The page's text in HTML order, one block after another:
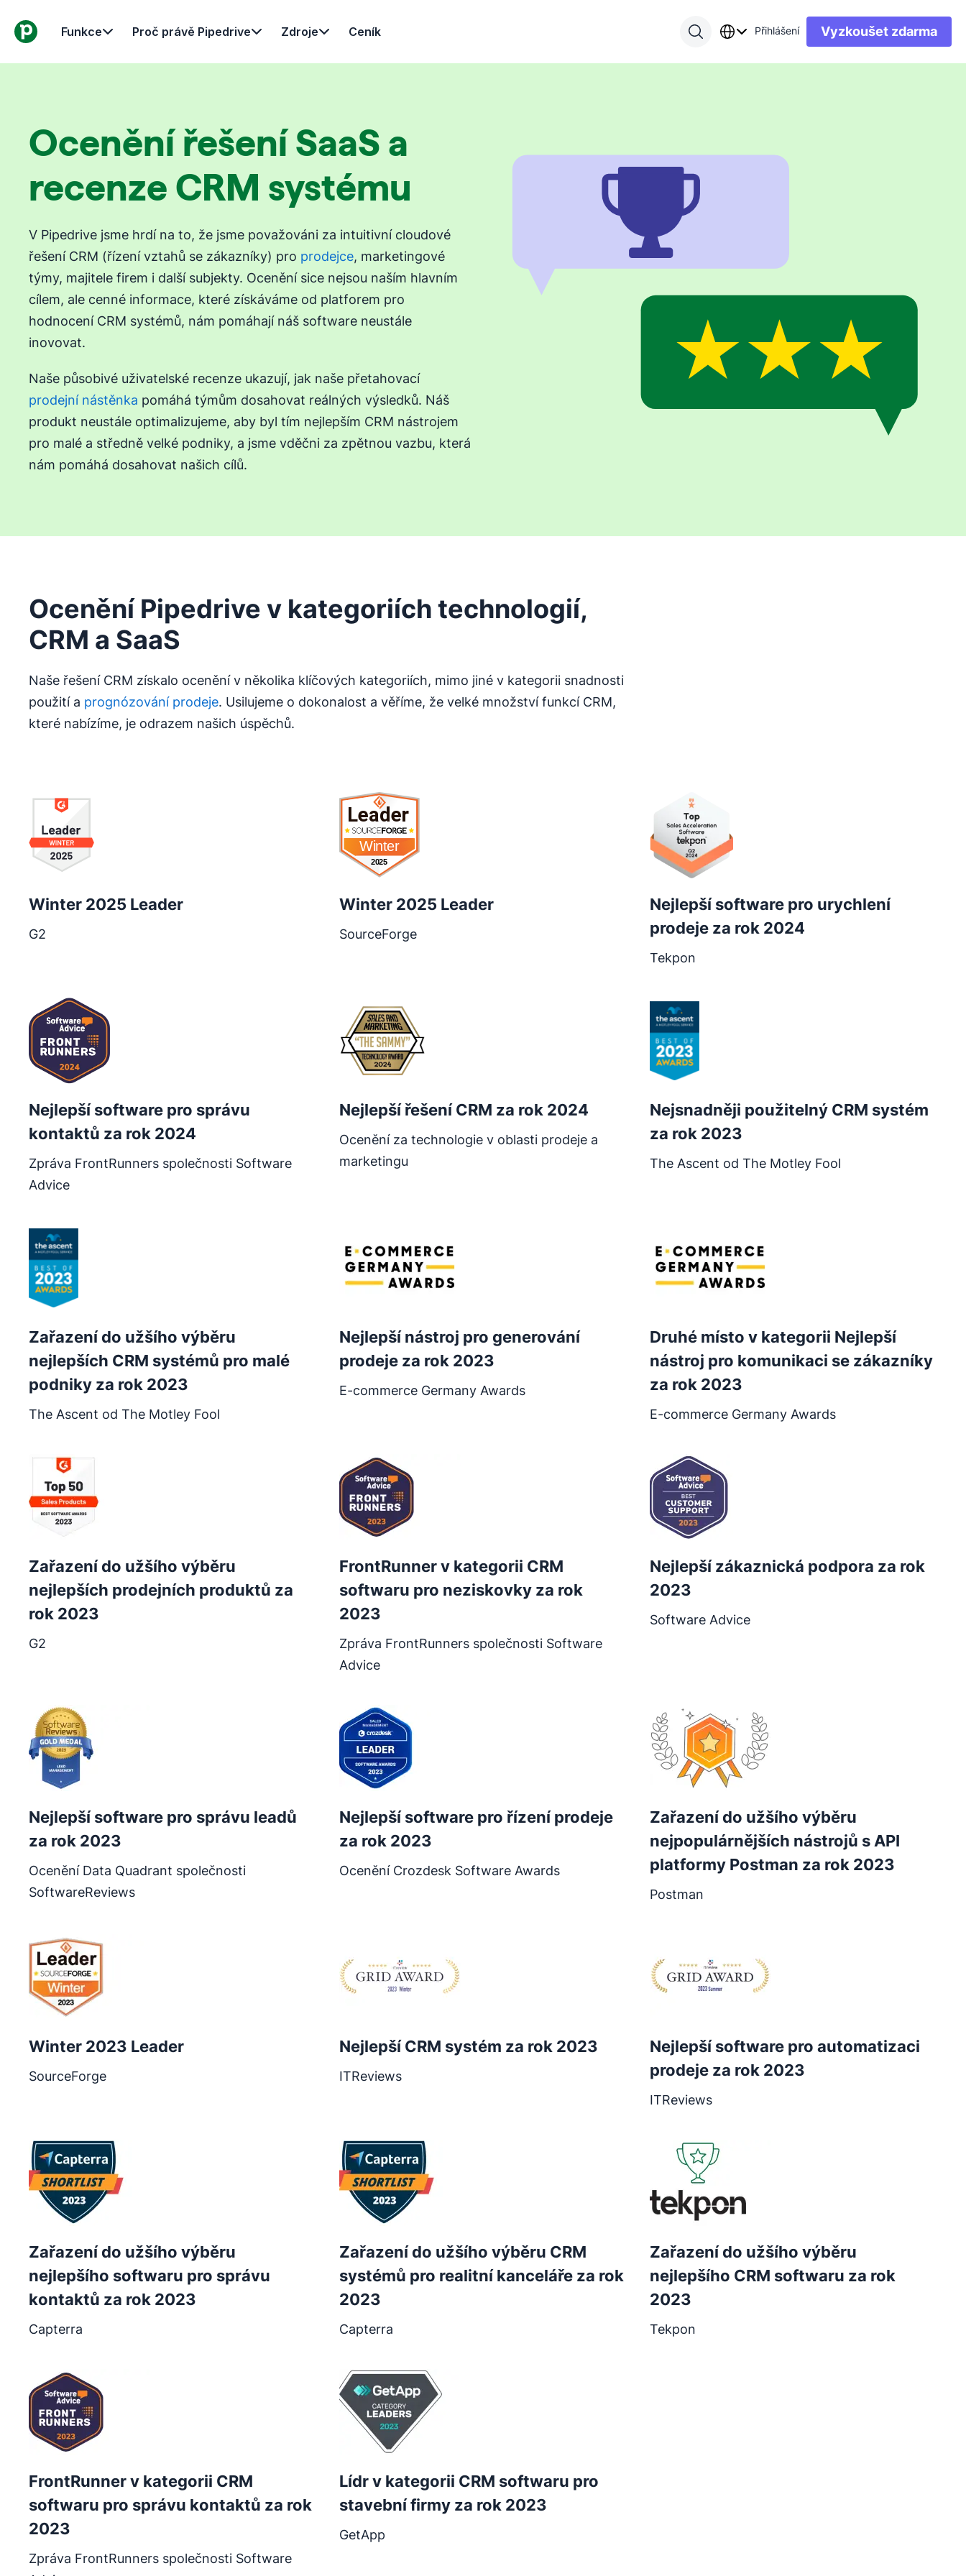
Funkce Proč právě Pipedrive Zdroje Ceník Přihlášení Vyzkoušet zdarma
Ocenění řešení SaaS a
recenze CRM systému
V Pipedrive jsme hrdí na to, že jsme považováni za intuitivní cloudové
řešení CRM (řízení vztahů se zákazníky) pro prodejce, marketingové
týmy, majitele firem i další subjekty. Ocenění sice nejsou naším hlavním
cílem, ale cenné informace, které získáváme od platforem pro
hodnocení CRM systémů, nám pomáhají náš software neustále
inovovat.
Naše působivé uživatelské recenze ukazují, jak naše přetahovací
prodejní nástěnka pomáhá týmům dosahovat reálných výsledků. Náš
produkt neustále optimalizujeme, aby byl tím nejlepším CRM nástrojem
pro malé a středně velké podniky, a jsme vděčni za zpětnou vazbu, která
nám pomáhá dosahovat našich cílů.
Ocenění Pipedrive v kategoriích technologií,
CRM a SaaS
Naše řešení CRM získalo ocenění v několika klíčových kategoriích, mimo jiné v kategorii snadnosti
použití a prognózování prodeje. Usilujeme o dokonalost a věříme, že velké množství funkcí CRM,
které nabízíme, je odrazem našich úspěchů.
Winter 2025 Leader
G2
Winter 2025 Leader
SourceForge
Nejlepší software pro urychlení
prodeje za rok 2024
Tekpon
Nejlepší software pro správu
kontaktů za rok 2024
Zpráva FrontRunners společnosti Software
Advice
Nejlepší řešení CRM za rok 2024
Ocenění za technologie v oblasti prodeje a
marketingu
Nejsnadněji použitelný CRM systém
za rok 2023
The Ascent od The Motley Fool
Zařazení do užšího výběru
nejlepších CRM systémů pro malé
podniky za rok 2023
The Ascent od The Motley Fool
Nejlepší nástroj pro generování
prodeje za rok 2023
E-commerce Germany Awards
Druhé místo v kategorii Nejlepší
nástroj pro komunikaci se zákazníky
za rok 2023
E-commerce Germany Awards
Zařazení do užšího výběru
nejlepších prodejních produktů za
rok 2023
G2
FrontRunner v kategorii CRM
softwaru pro neziskovky za rok
2023
Zpráva FrontRunners společnosti Software
Advice
Nejlepší zákaznická podpora za rok
2023
Software Advice
Nejlepší software pro správu leadů
za rok 2023
Ocenění Data Quadrant společnosti
SoftwareReviews
Nejlepší software pro řízení prodeje
za rok 2023
Ocenění Crozdesk Software Awards
Zařazení do užšího výběru
nejpopulárnějších nástrojů s API
platformy Postman za rok 2023
Postman
Winter 2023 Leader
SourceForge
Nejlepší CRM systém za rok 2023
ITReviews
Nejlepší software pro automatizaci
prodeje za rok 2023
ITReviews
Zařazení do užšího výběru
nejlepšího softwaru pro správu
kontaktů za rok 2023
Capterra
Zařazení do užšího výběru CRM
systémů pro realitní kanceláře za rok
2023
Capterra
Zařazení do užšího výběru
nejlepšího CRM softwaru za rok
2023
Tekpon
FrontRunner v kategorii CRM
softwaru pro správu kontaktů za rok
2023
Zpráva FrontRunners společnosti Software
Lídr v kategorii CRM softwaru pro
stavební firmy za rok 2023
GetApp